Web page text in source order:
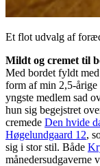
Et flot udvalg af
Mildt og cremet til
Med bordet fyldt
form af min 2,5-
yngste medlem sad
hun sig begejstret
cremede Den hvide
Høgelundgaard 12,
sig i stor stil. Både
månedersudgaverne